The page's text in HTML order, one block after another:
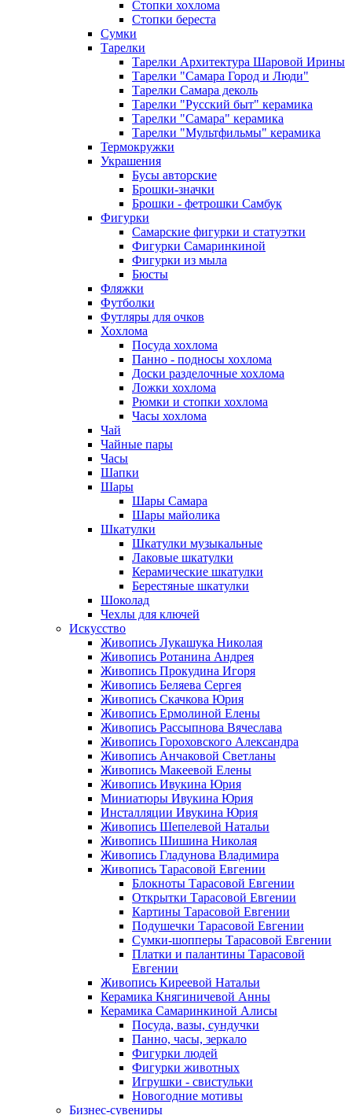
Стопки хохлома
Стопки береста
Сумки
Тарелки
Тарелки Архитектура Шаровой Ирины
Тарелки "Самара Город и Люди"
Тарелки Самара деколь
Тарелки "Русский быт" керамика
Тарелки "Самара" керамика
Тарелки "Мультфильмы" керамика
Термокружки
Украшения
Бусы авторские
Брошки-значки
Брошки - фетрошки Самбук
Фигурки
Самарские фигурки и статуэтки
Фигурки Самаринкиной
Фигурки из мыла
Бюсты
Фляжки
Футболки
Футляры для очков
Хохлома
Посуда хохлома
Панно - подносы хохлома
Доски разделочные хохлома
Ложки хохлома
Рюмки и стопки хохлома
Часы хохлома
Чай
Чайные пары
Часы
Шапки
Шары
Шары Самара
Шары майолика
Шкатулки
Шкатулки музыкальные
Лаковые шкатулки
Керамические шкатулки
Берестяные шкатулки
Шоколад
Чехлы для ключей
Искусство
Живопись Лукашука Николая
Живопись Ротанина Андрея
Живопись Прокудина Игоря
Живопись Беляева Сергея
Живопись Скачкова Юрия
Живопись Ермолиной Елены
Живопись Рассыпнова Вячеслава
Живопись Гороховского Александра
Живопись Анчаковой Светланы
Живопись Макеевой Елены
Живопись Ивукина Юрия
Миниатюры Ивукина Юрия
Инсталляции Ивукина Юрия
Живопись Шепелевой Натальи
Живопись Шишина Николая
Живопись Гладунова Владимира
Живопись Тарасовой Евгении
Блокноты Тарасовой Евгении
Открытки Тарасовой Евгении
Картины Тарасовой Евгении
Подушечки Тарасовой Евгении
Сумки-шопперы Тарасовой Евгении
Платки и палантины Тарасовой
Евгении
Живопись Киреевой Натальи
Керамика Княгиничевой Анны
Керамика Самаринкиной Алисы
Посуда, вазы, сундучки
Панно, часы, зеркало
Фигурки людей
Фигурки животных
Игрушки - свистульки
Новогодние мотивы
Бизнес-сувениры